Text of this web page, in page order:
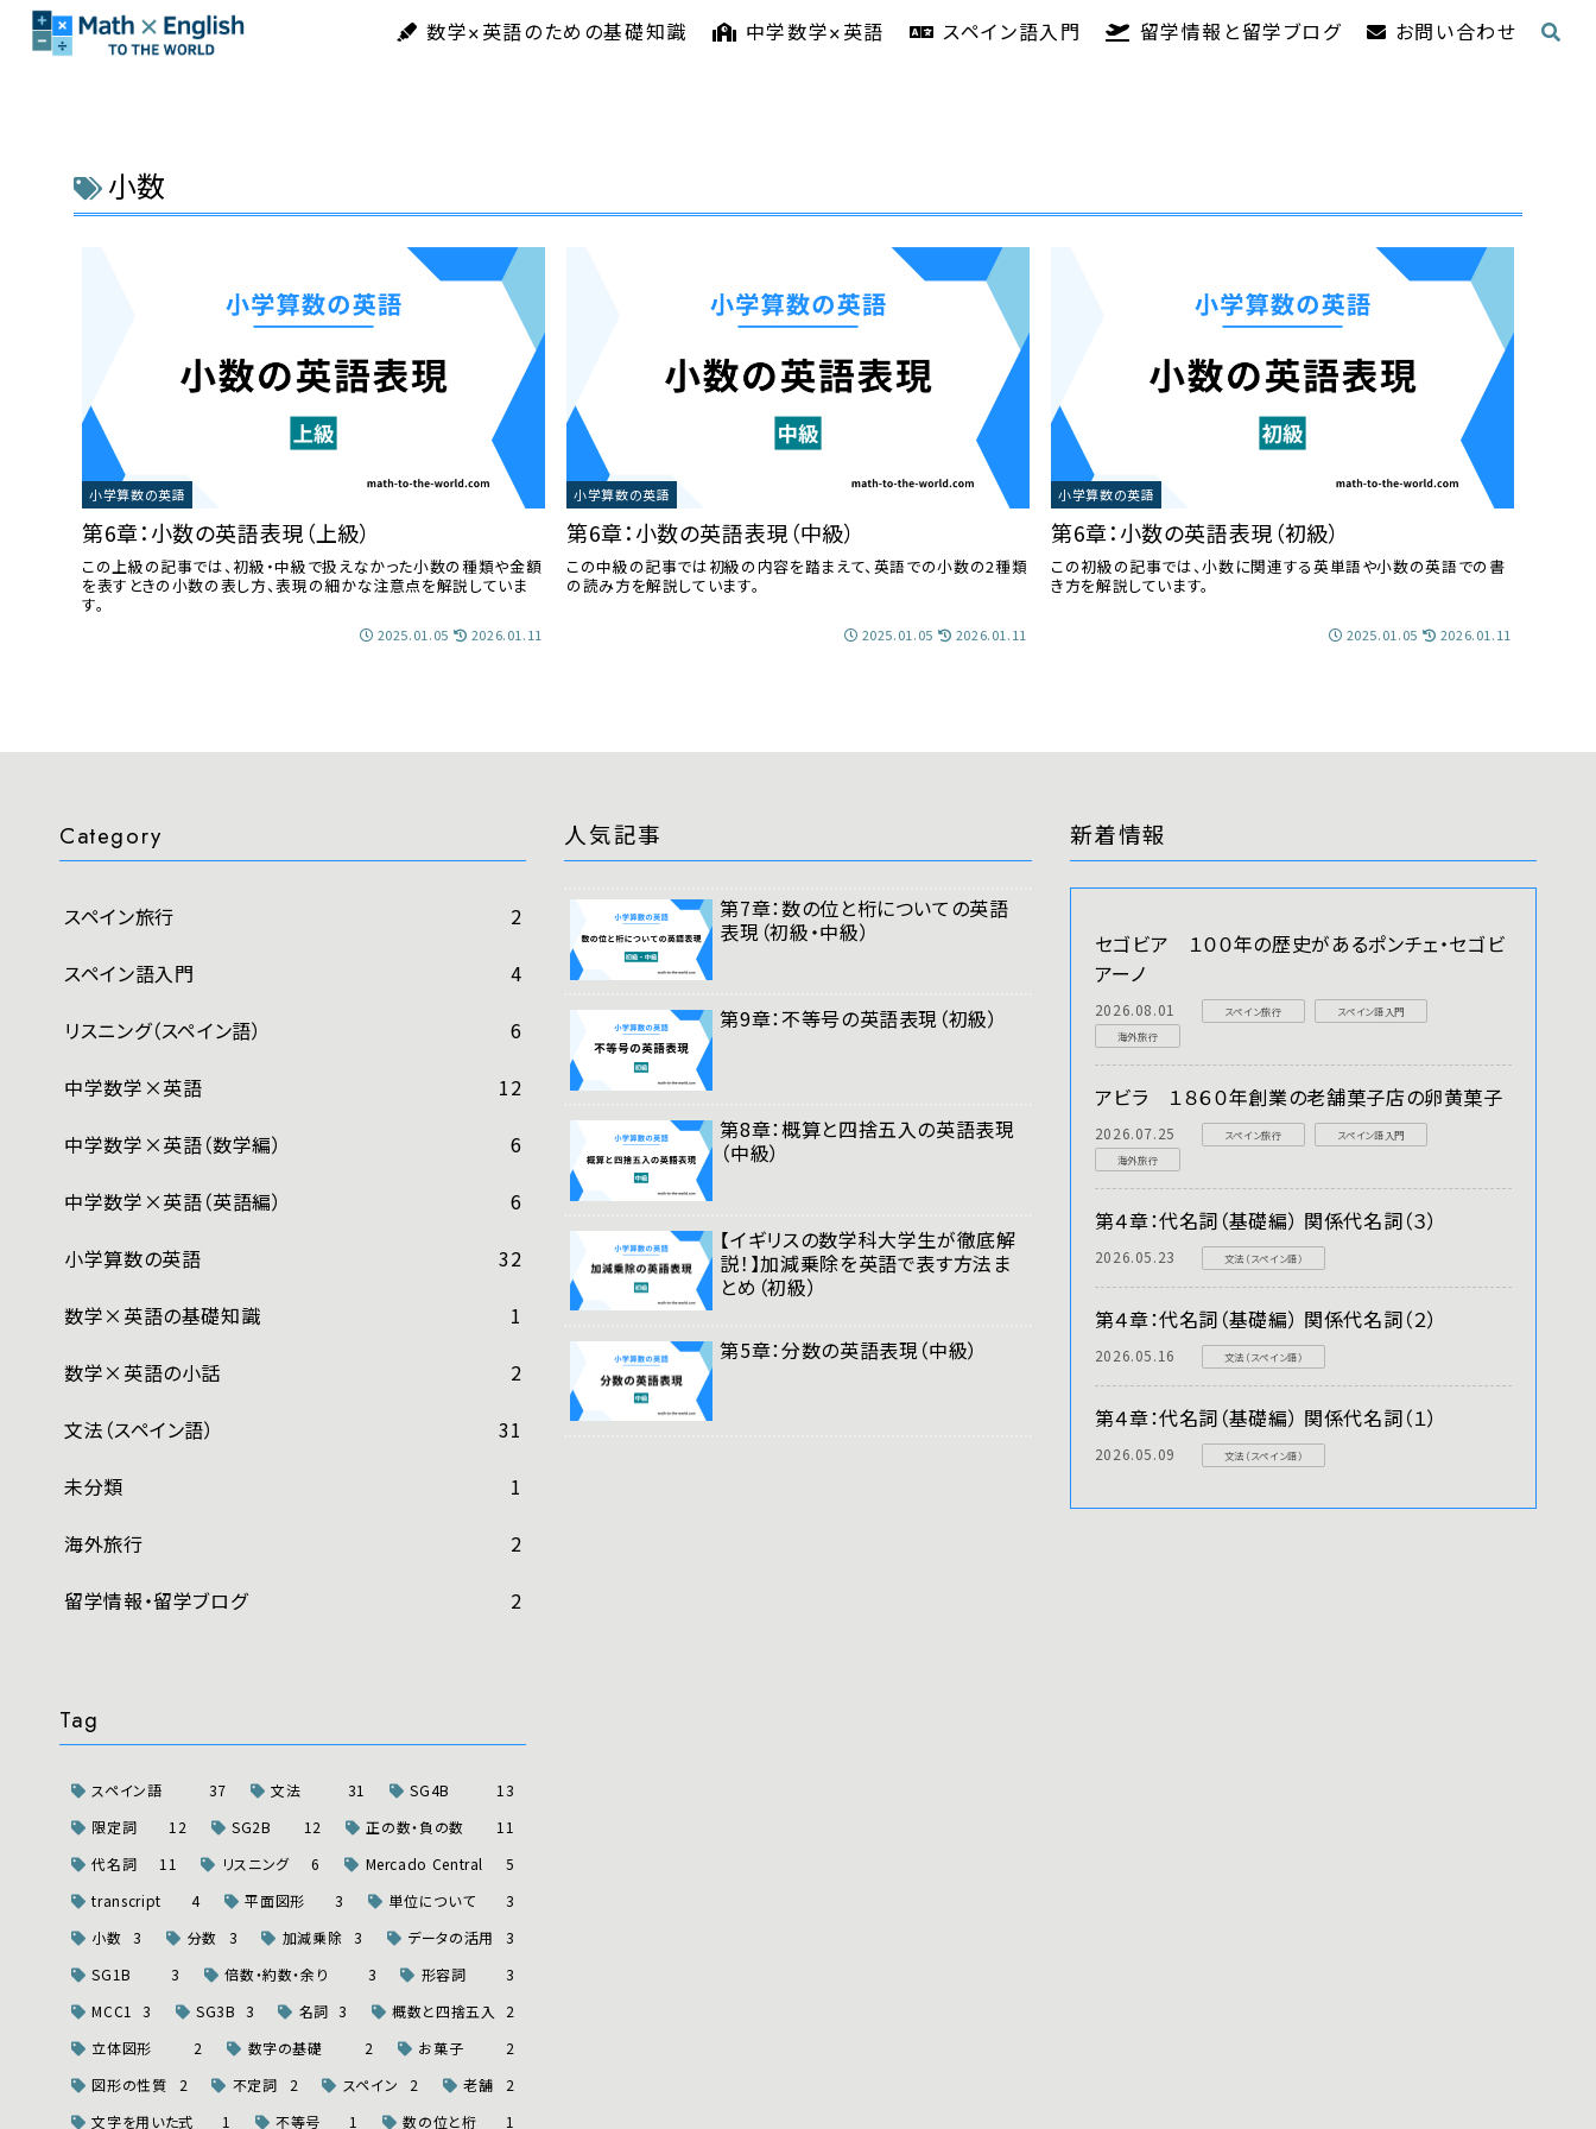
数学×英語のための基礎知識 中学数学×英語 スペイン語入門 留学情報と留学ブログ お問い合わせ
小数
小学算数の英語
第6章：小数の英語表現（上級）
この上級の記事では、初級・中級で扱えなかった小数の種類や金額
を表すときの小数の表し方、表現の細かな注意点を解説していま
す。
2025.01.05 2026.01.11
小学算数の英語
第6章：小数の英語表現（中級）
この中級の記事では初級の内容を踏まえて、英語での小数の2種類
の読み方を解説しています。
2025.01.05 2026.01.11
小学算数の英語
第6章：小数の英語表現（初級）
この初級の記事では、小数に関連する英単語や小数の英語での書
き方を解説しています。
2025.01.05 2026.01.11
Category
スペイン旅行
2
スペイン語入門
4
リスニング（スペイン語）
6
中学数学×英語
12
中学数学×英語（数学編）
6
中学数学×英語（英語編）
6
小学算数の英語
32
数学×英語の基礎知識
1
数学×英語の小話
2
文法（スペイン語）
31
未分類
1
海外旅行
2
留学情報・留学ブログ
2
Tag
スペイン語 37 文法 31 SG4B
13
限定詞
12 SG2B 12 正の数・負の数
11
代名詞
11 リスニング 6 Mercado Central
5
transcript
4 平面図形 3 単位について
3
小数
3 分数 3 加減乗除 3 データの活用
3
SG1B
3 倍数・約数・余り 3 形容詞
3
MCC1
3 SG3B 3 名詞 3 概数と四捨五入
2
立体図形
2 数字の基礎 2 お菓子
2
図形の性質
2 不定詞 2 スペイン 2 老舗
2
文字を用いた式
1 不等号 1 数の位と桁 1
人気記事
第7章：数の位と桁についての英語
表現（初級・中級）
第9章：不等号の英語表現（初級）
第8章：概算と四捨五入の英語表現
（中級）
【イギリスの数学科大学生が徹底解
説！】加減乗除を英語で表す方法ま
とめ（初級）
第5章：分数の英語表現（中級）
新着情報
セゴビア １００年の歴史があるポンチェ・セゴビ
アーノ
2026.08.01 スペイン旅行
スペイン語入門
海外旅行
アビラ １８６０年創業の老舗菓子店の卵黄菓子
2026.07.25 スペイン旅行
スペイン語入門
海外旅行
第４章：代名詞（基礎編） 関係代名詞（３）
2026.05.23 文法（スペイン語）
第４章：代名詞（基礎編） 関係代名詞（２）
2026.05.16 文法（スペイン語）
第４章：代名詞（基礎編） 関係代名詞（１）
2026.05.09 文法（スペイン語）